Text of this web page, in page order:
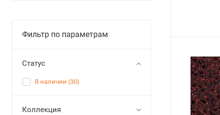
Фильтр по параметрам
Статус
В наличии (30)
Коллекция